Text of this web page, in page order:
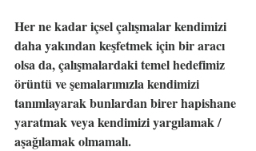
Her ne kadar içsel çalışmalar kendimizi
daha yakından keşfetmek için bir aracı
olsa da, çalışmalardaki temel hedefimiz
örüntü ve şemalarımızla kendimizi
tanımlayarak bunlardan birer hapishane
yaratmak veya kendimizi yargılamak /
aşağılamak olmamalı.